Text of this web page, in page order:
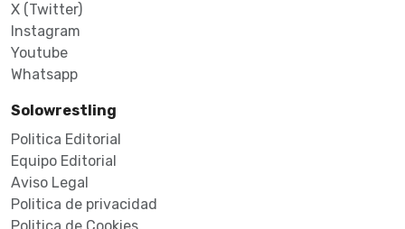
X (Twitter)
Instagram
Youtube
Whatsapp
Solowrestling
Politica Editorial
Equipo Editorial
Aviso Legal
Politica de privacidad